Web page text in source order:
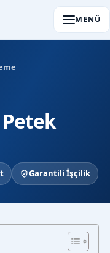
MENÜ
Garantili İşçilik